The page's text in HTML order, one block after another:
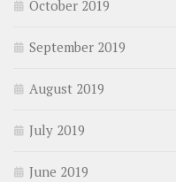
October 2019
September 2019
August 2019
July 2019
June 2019